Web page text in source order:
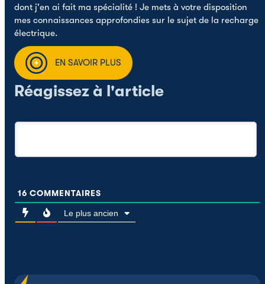
dont j'en ai fait ma spécialité ! Je mets à votre disposition
mes connaissances approfondies sur le sujet de la recharge
électrique.
EN SAVOIR PLUS
Réagissez à l'article
16 COMMENTAIRES
Le plus ancien